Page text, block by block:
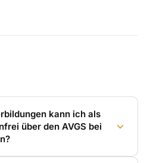
kann ich als
über den AVGS bei